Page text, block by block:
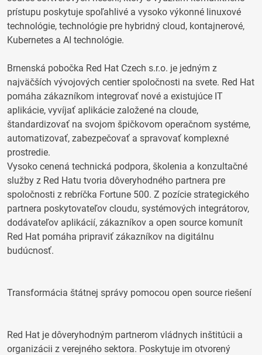
prístupu poskytuje spoľahlivé a vysoko výkonné linuxové
technológie, technológie pre hybridný cloud, kontajnerové,
Kubernetes a AI technológie.
Brnenská pobočka Red Hat Czech s.r.o. je jedným z
najväčších vývojových centier spoločnosti na svete. Red Hat
pomáha zákazníkom integrovať nové a existujúce IT
aplikácie, vyvíjať aplikácie založené na cloude,
štandardizovať na svojom špičkovom operačnom systéme,
automatizovať, zabezpečovať a spravovať komplexné
prostredie.
Vysoko cenená technická podpora, školenia a konzultačné
služby z Red Hatu tvoria dôveryhodného partnera pre
spoločnosti z rebríčka Fortune 500. Z pozície strategického
partnera poskytovateľov cloudu, systémových integrátorov,
dodávateľov aplikácií, zákazníkov a open source komunít
Red Hat pomáha pripraviť zákazníkov na digitálnu
budúcnosť.
Transformácia štátnej správy pomocou open source riešení
Red Hat je dôveryhodným partnerom vládnych inštitúcii a
organizácii z verejného sektora. Poskytuje im otvorený